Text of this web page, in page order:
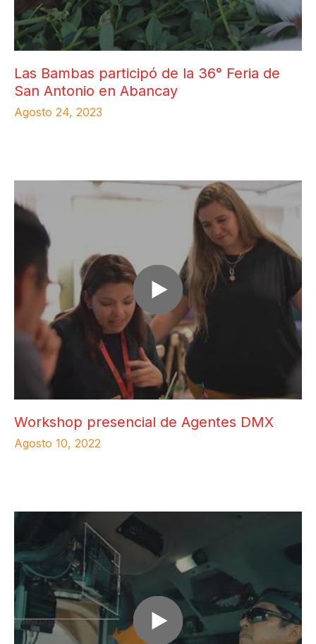
Las Bambas participó de la 36° Feria de
San Antonio en Abancay
Agosto 24, 2023
Workshop presencial de Agentes DMX
Agosto 10, 2022